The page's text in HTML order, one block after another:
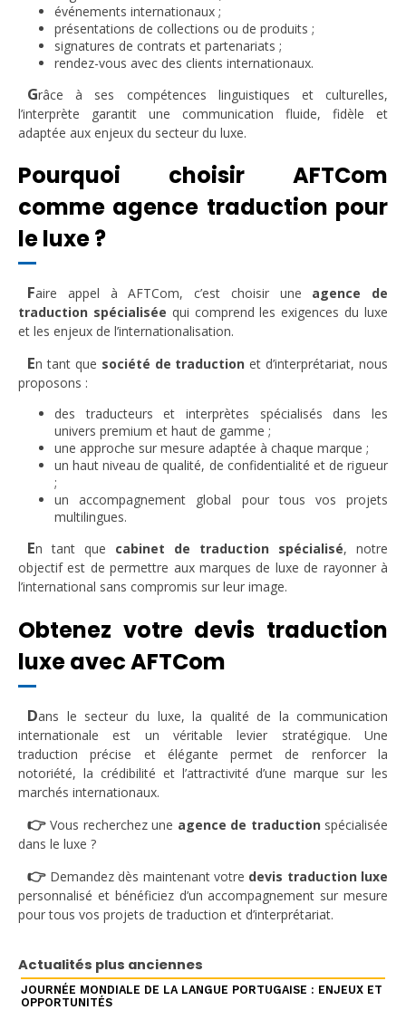
événements internationaux ;
présentations de collections ou de produits ;
signatures de contrats et partenariats ;
rendez-vous avec des clients internationaux.
Grâce à ses compétences linguistiques et culturelles,
l’interprète garantit une communication fluide, fidèle et
adaptée aux enjeux du secteur du luxe.
Pourquoi choisir AFTCom
comme agence traduction pour
le luxe ?
Faire appel à AFTCom, c’est choisir une agence de
traduction spécialisée qui comprend les exigences du luxe
et les enjeux de l’internationalisation.
En tant que société de traduction et d’interprétariat, nous
proposons :
des traducteurs et interprètes spécialisés dans les
univers premium et haut de gamme ;
une approche sur mesure adaptée à chaque marque ;
un haut niveau de qualité, de confidentialité et de rigueur
;
un accompagnement global pour tous vos projets
multilingues.
En tant que cabinet de traduction spécialisé, notre
objectif est de permettre aux marques de luxe de rayonner à
l’international sans compromis sur leur image.
Obtenez votre devis traduction
luxe avec AFTCom
Dans le secteur du luxe, la qualité de la communication
internationale est un véritable levier stratégique. Une
traduction précise et élégante permet de renforcer la
notoriété, la crédibilité et l’attractivité d’une marque sur les
marchés internationaux.
👉Vous recherchez une agence de traductionspécialisée
dans le luxe ?
👉Demandez dès maintenant votre devis traduction luxe
personnalisé et bénéficiez d’un accompagnement sur mesure
pour tous vos projets de traduction et d’interprétariat.
Actualités plus anciennes
JOURNÉE MONDIALE DE LA LANGUE PORTUGAISE : ENJEUX ET
OPPORTUNITÉS